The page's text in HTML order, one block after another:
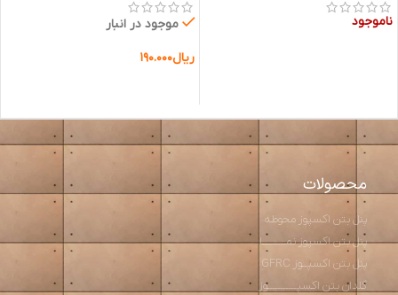
ناموجود
موجود در انبار
ریال۱۹۰.۰۰۰
محصولات
پنل بتن اکسپوز محوطه
پنل بتن اکسپوز نمـــــــــا
پنل بتن اکسپــوز GFRC
گلدان بتن اکسپـــــــــــوز